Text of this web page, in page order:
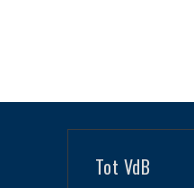
Tot VdB